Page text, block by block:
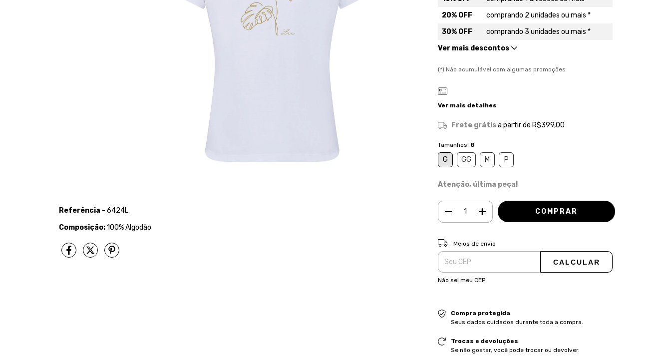
Referência - 6424L
Composição:100% Algodão
20% OFF
comprando 2 unidades ou mais *
30% OFF
comprando 3 unidades ou mais *
Ver mais descontos
(*) Não acumulável com algumas promoções
Ver mais detalhes
Frete grátisa partir de R$399,00
Tamanhos: G
G GG M P
Atenção, última peça!
Entregas para o CEP:
Meios de envio
CALCULAR
Não sei meu CEP
Compra protegida
Seus dados cuidados durante toda a compra.
Trocas e devoluções
Se não gostar, você pode trocar ou devolver.